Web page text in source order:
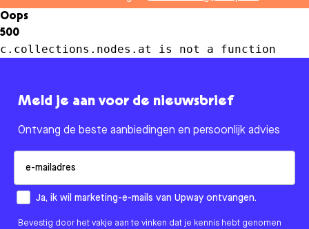
Oops
500
c.collections.nodes.at is not a function
Meld je aan voor de nieuwsbrief
Ontvang de beste aanbiedingen en persoonlijk advies
How would you like to hear from us?
Ja, ik wil marketing-e-mails van Upway ontvangen.
Bevestig door het vakje aan te vinken dat je kennis hebt genomen